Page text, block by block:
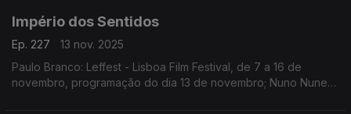
Império dos Sentidos
Ep. 227
13 nov. 2025
Paulo Branco: Leffest - Lisboa Film Festival, de 7 a 16 de
novembro, programação do dia 13 de novembro; Nuno Nunes: